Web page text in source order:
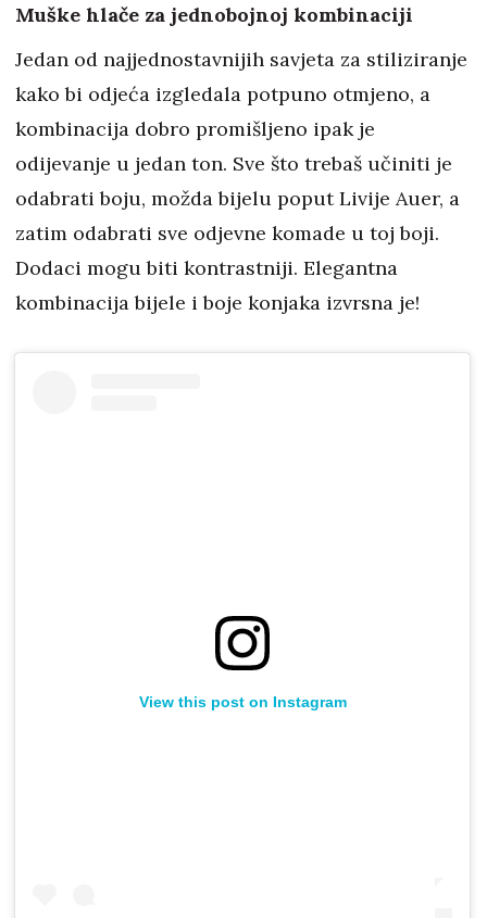
Muške hlače za jednobojnoj kombinaciji
Jedan od najjednostavnijih savjeta za stiliziranje
kako bi odjeća izgledala potpuno otmjeno, a
kombinacija dobro promišljeno ipak je
odijevanje u jedan ton. Sve što trebaš učiniti je
odabrati boju, možda bijelu poput Livije Auer, a
zatim odabrati sve odjevne komade u toj boji.
Dodaci mogu biti kontrastniji. Elegantna
kombinacija bijele i boje konjaka izvrsna je!
View this post on Instagram